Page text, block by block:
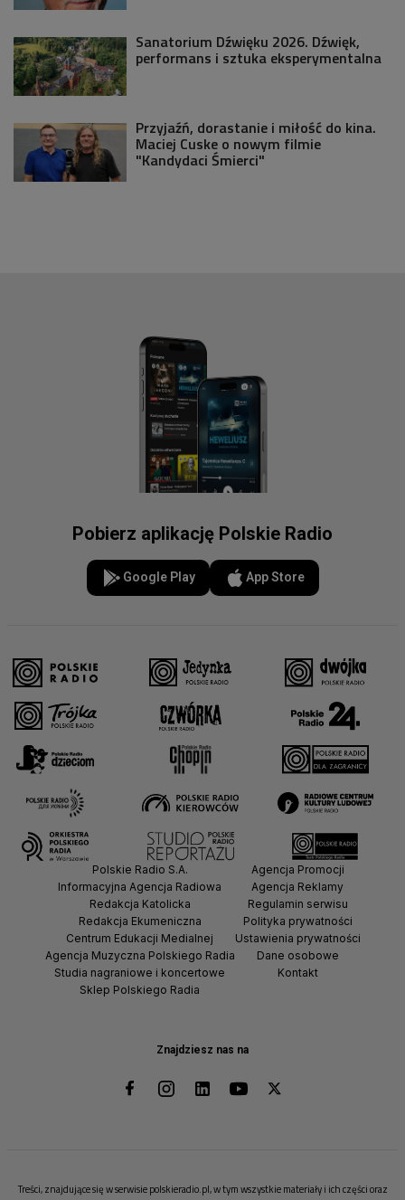
Sanatorium Dźwięku 2026. Dźwięk,
performans i sztuka eksperymentalna
Przyjaźń, dorastanie i miłość do kina.
Maciej Cuske o nowym filmie
"Kandydaci Śmierci"
Pobierz aplikację Polskie Radio
Google Play App Store
Znajdziesz nas na
Polskie Radio S.A.
Informacyjna Agencja Radiowa
Redakcja Katolicka
Redakcja Ekumeniczna
Centrum Edukacji Medialnej
Agencja Muzyczna Polskiego Radia
Studia nagraniowe i koncertowe
Sklep Polskiego Radia
Agencja Promocji
Agencja Reklamy
Regulamin serwisu
Polityka prywatności
Ustawienia prywatności
Dane osobowe
Kontakt
Treści, znajdujące się w serwisie polskieradio.pl, w tym wszystkie materiały i ich części oraz